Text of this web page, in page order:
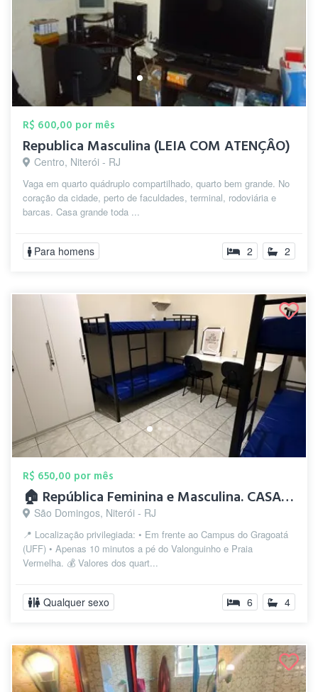
R$ 600,00 por mês
Republica Masculina (LEIA COM ATENÇÂO)
Centro, Niterói - RJ
Vaga em quarto quádruplo compartilhado, quarto bem grande. No
coração da cidade, perto de faculdades, terminal, rodoviária e
barcas. Casa grande toda ...
Para homens 2 2
R$ 650,00 por mês
🏠 República Feminina e Masculina. CASAS...
São Domingos, Niterói - RJ
📍 Localização privilegiada: • Em frente ao Campus do Gragoatá
(UFF) • Apenas 10 minutos a pé do Valonguinho e Praia
Vermelha. 💰 Valores dos quart...
Qualquer sexo 6 4